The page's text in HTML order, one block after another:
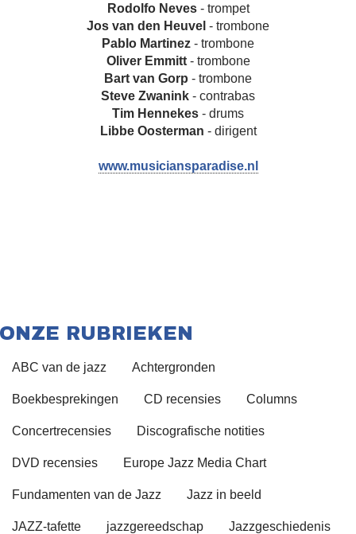
Rodolfo Neves- trompet
Jos van den Heuvel - trombone
Pablo Martinez - trombone
Oliver Emmitt- trombone
Bart van Gorp - trombone
Steve Zwanink - contrabas
Tim Hennekes - drums
Libbe Oosterman - dirigent
www.musiciansparadise.nl
ONZE RUBRIEKEN
ABC van de jazz Achtergronden
Boekbesprekingen CD recensies Columns
Concertrecensies Discografische notities
DVD recensies Europe Jazz Media Chart
Fundamenten van de Jazz Jazz in beeld
JAZZ-tafette jazzgereedschap Jazzgeschiedenis